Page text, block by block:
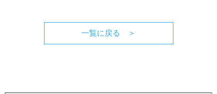
一覧に戻る ＞